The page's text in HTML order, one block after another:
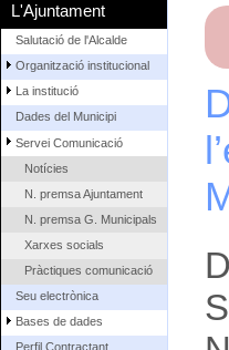
L'Ajuntament
Salutació de l'Alcalde
Organització institucional
La institució
Dades del Municipi
Servei Comunicació
Notícies
N. premsa Ajuntament
N. premsa G. Municipals
Xarxes socials
Pràctiques comunicació
Seu electrònica
Bases de dades
Perfil Contractant